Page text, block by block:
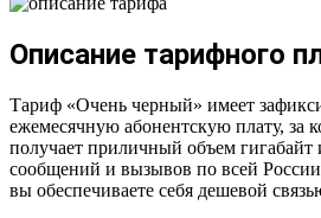
Описание тарифного
Тариф «Очень черный» имеет
ежемесячную абонентскую плату, за
получает приличный объем
сообщений и вызывов по всей
вы обеспечиваете себя дешевой